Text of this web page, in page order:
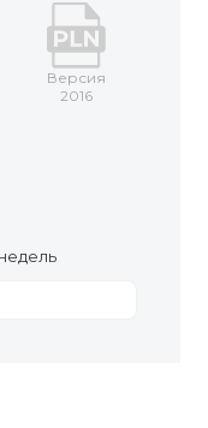
Версия
2016